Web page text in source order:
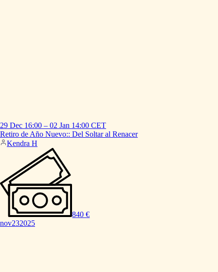
29 Dec 16:00 – 02 Jan 14:00 CET
Retiro de Año Nuevo:: Del Soltar al Renacer
Kendra H
840 €
nov232025